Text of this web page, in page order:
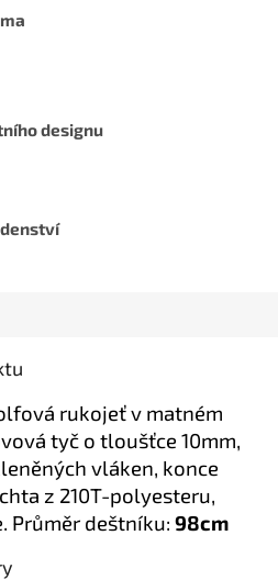
designu
rukojeť v matném
tyč o tloušťce 10mm,
vláken, konce
z 210T-polyesteru,
Průměr deštníku: 98cm